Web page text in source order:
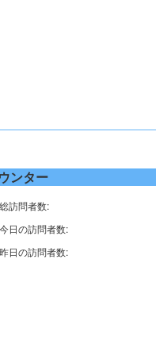
ンター
総訪問者数:
今日の訪問者数:
昨日の訪問者数: